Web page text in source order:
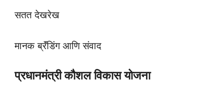
सतत देखरेख
मानक ब्रॅंडिंग आणि संवाद
प्रधानमंत्री कौशल विकास योजना